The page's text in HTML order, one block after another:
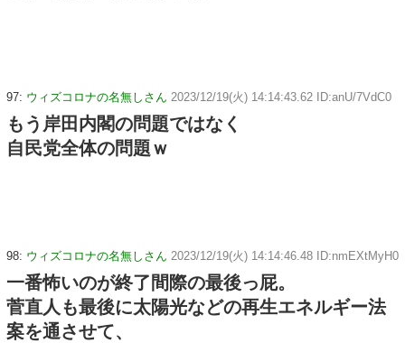
97: ウィズコロナの名無しさん 2023/12/19(火) 14:14:43.62 ID:anU/7VdC0
もう岸田内閣の問題ではなく
自民党全体の問題ｗ
98: ウィズコロナの名無しさん 2023/12/19(火) 14:14:46.48 ID:nmEXtMyH0
一番怖いのが終了間際の最後っ屁。
菅直人も最後に太陽光などの再生エネルギー法
案を通させて、